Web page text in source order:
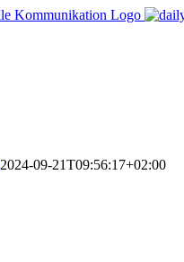
2024-09-21T09:56:17+02:00